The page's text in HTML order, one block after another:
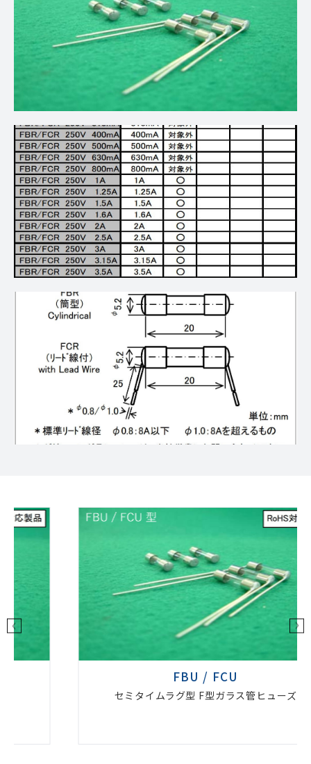
FBU / FCU
セミタイムラグ型 F型ガラス管ヒューズ